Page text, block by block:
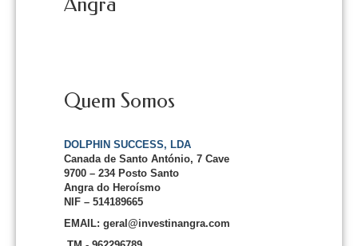
Quem Somos
DOLPHIN SUCCESS, LDA
Canada de Santo António, 7 Cave
9700 – 234 Posto Santo
Angra do Heroísmo
NIF – 514189665
EMAIL: geral@investinangra.com